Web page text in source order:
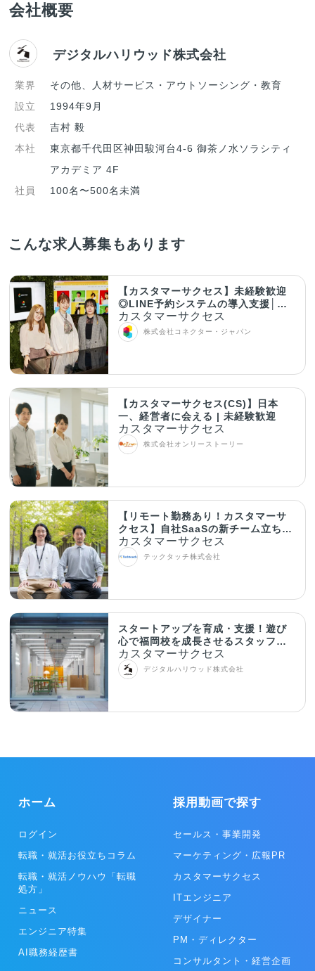
会社概要
デジタルハリウッド株式会社
業界
その他、人材サービス・アウトソーシング・教育
設立
1994年9月
代表
吉村 毅
本社
東京都千代田区神田駿河台4-6 御茶ノ水ソラシティ
アカデミア 4F
社員
100名〜500名未満
こんな求人募集もあります
【カスタマーサクセス】未経験歓迎
◎LINE予約システムの導入支援│在
宅OK！
カスタマーサクセス
株式会社コネクター・ジャパン
【カスタマーサクセス(CS)】日本
一、経営者に会える | 未経験歓迎
カスタマーサクセス
株式会社オンリーストーリー
【リモート勤務あり！カスタマーサ
クセス】自社SaaSの新チーム立ち上
げを推進
カスタマーサクセス
テックタッチ株式会社
スタートアップを育成・支援！遊び
心で福岡校を成長させるスタッフ募
集
カスタマーサクセス
デジタルハリウッド株式会社
ホーム
ログイン
転職・就活お役立ちコラム
転職・就活ノウハウ「転職
処方」
ニュース
エンジニア特集
AI職務経歴書
採用動画で探す
セールス・事業開発
マーケティング・広報PR
カスタマーサクセス
ITエンジニア
デザイナー
PM・ディレクター
コンサルタント・経営企画